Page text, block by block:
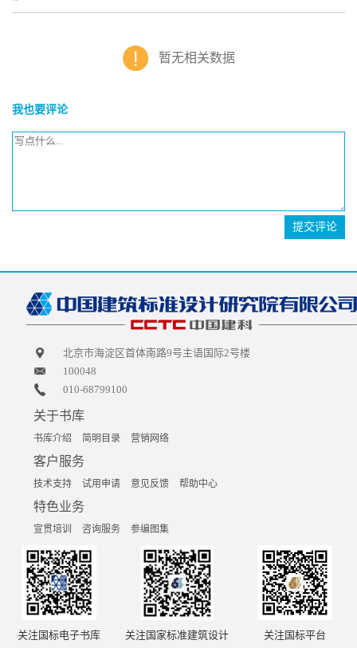
暂无相关数据
我也要评论
提交评论
北京市海淀区首体南路9号主语国际2号楼
100048
010-68799100
关于书库
书库介绍 简明目录 营销网络
客户服务
技术支持 试用申请 意见反馈 帮助中心
特色业务
宣贯培训 咨询服务 参编图集
关注国标电子书库 关注国家标准建筑设计 关注国标平台